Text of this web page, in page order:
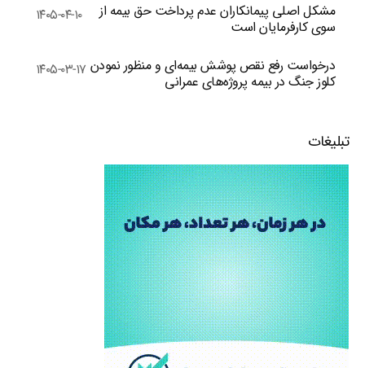
مشکل اصلی پیمانکاران عدم پرداخت حق بیمه از
سوی کارفرمایان است
۱۴۰۵-۰۴-۱۰
درخواست رفع نقص پوشش بیمه‌ای و منظور نمودن
کلوز جنگ در بیمه پروژه‌های عمرانی
۱۴۰۵-۰۳-۱۷
تبلیغات